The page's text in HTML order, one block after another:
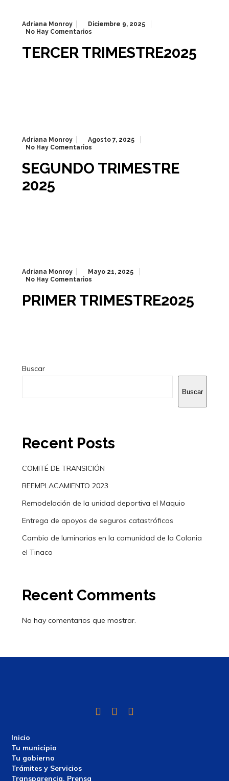
Adriana Monroy
Diciembre 9, 2025
No Hay Comentarios
TERCER TRIMESTRE2025
Adriana Monroy
Agosto 7, 2025
No Hay Comentarios
SEGUNDO TRIMESTRE
2025
Adriana Monroy
Mayo 21, 2025
No Hay Comentarios
PRIMER TRIMESTRE2025
Buscar
Buscar
Recent Posts
COMITÉ DE TRANSICIÓN
REEMPLACAMIENTO 2023
Remodelación de la unidad deportiva el Maquio
Entrega de apoyos de seguros catastróficos
Cambio de luminarias en la comunidad de la Colonia
el Tinaco
Recent Comments
No hay comentarios que mostrar.
Inicio
Tu municipio
Tu gobierno
Trámites y Servicios
Transparencia, Prensa